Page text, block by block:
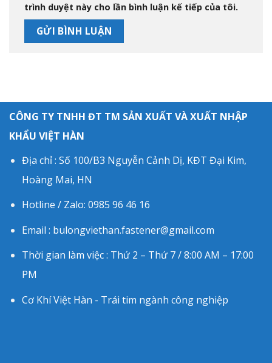
trình duyệt này cho lần bình luận kế tiếp của tôi.
CÔNG TY TNHH ĐT TM SẢN XUẤT VÀ XUẤT NHẬP
KHẨU VIỆT HÀN
Địa chỉ : Số 100/B3 Nguyễn Cảnh Dị, KĐT Đại Kim,
Hoàng Mai, HN
Hotline / Zalo: 0985 96 46 16
Email : bulongviethan.fastener@gmail.com
Thời gian làm việc : Thứ 2 – Thứ 7 / 8:00 AM – 17:00
PM
Cơ Khí Việt Hàn - Trái tim ngành công nghiệp